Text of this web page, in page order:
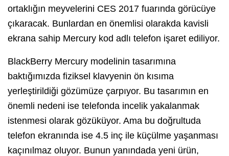
ortaklığın meyvelerini CES 2017 fuarında görücüye
çıkaracak. Bunlardan en önemlisi olarakda kavisli
ekrana sahip Mercury kod adlı telefon işaret ediliyor.
BlackBerry Mercury modelinin tasarımına
baktığımızda fiziksel klavyenin ön kısıma
yerleştirildiği gözümüze çarpıyor. Bu tasarımın en
önemli nedeni ise telefonda incelik yakalanmak
istenmesi olarak gözüküyor. Ama bu doğrultuda
telefon ekranında ise 4.5 inç ile küçülme yaşanması
kaçınılmaz oluyor. Bunun yanındada yeni ürün,